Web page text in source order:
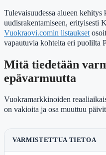
Tulevaisuudessa alueen kehitys
uudisrakentamiseen, erityisesti
Vuokraovi.comin listaukset
vapautuvia kohteita eri puolilta
Mitä tiedetään
epävarmuutta
Vuokramarkkinoiden
on vakioita ja osa muuttuu
VARMISTETTUA TIETOA